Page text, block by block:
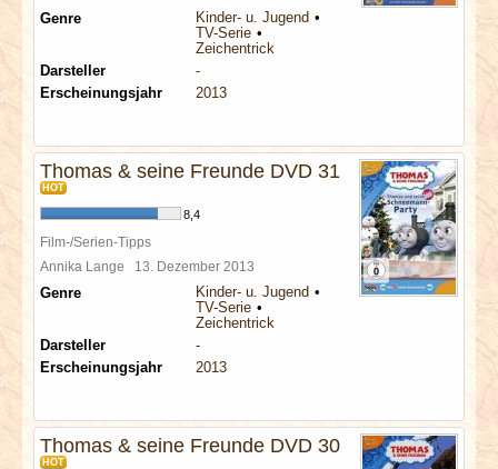
Genre
Kinder- u. Jugend
TV-Serie
Zeichentrick
Darsteller
-
Erscheinungsjahr
2013
Thomas & seine Freunde DVD 31
HOT
8,4
Film-/Serien-Tipps
Annika Lange 13. Dezember 2013
Genre
Kinder- u. Jugend
TV-Serie
Zeichentrick
Darsteller
-
Erscheinungsjahr
2013
Thomas & seine Freunde DVD 30
HOT